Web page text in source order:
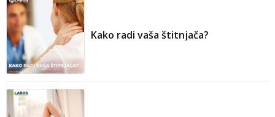
Kako radi vaša štitnjača?